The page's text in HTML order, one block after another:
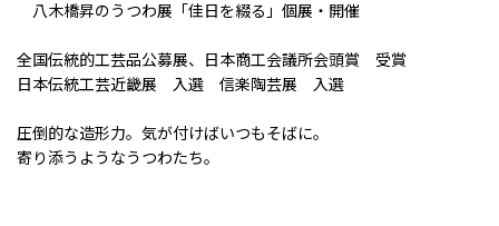
八木橋昇のうつわ展「佳日を綴る」個展・開催
全国伝統的工芸品公募展、日本商工会議所会頭賞 受賞
日本伝統工芸近畿展 入選 信楽陶芸展 入選
圧倒的な造形力。気が付けばいつもそばに。
寄り添うようなうつわたち。